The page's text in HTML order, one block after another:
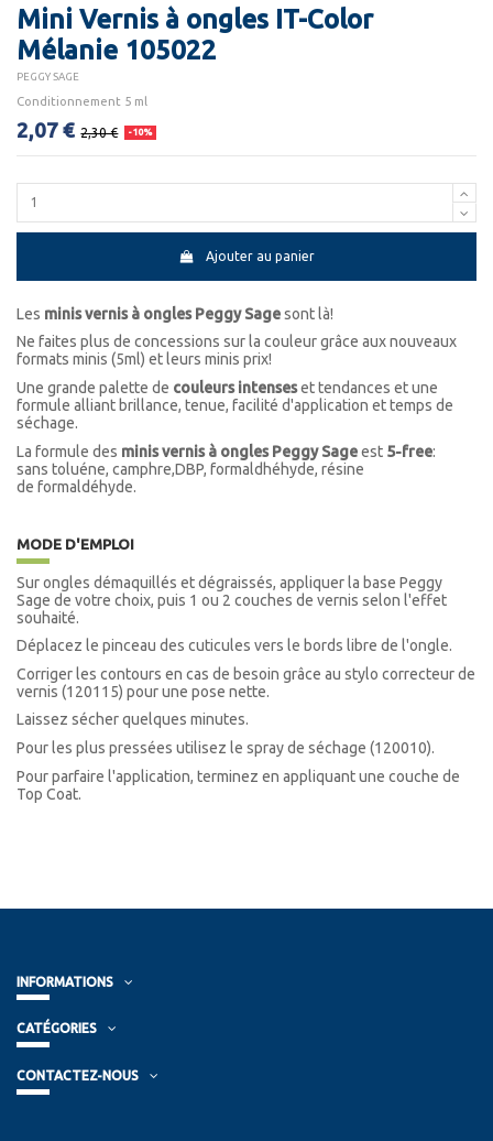
Mini Vernis à ongles IT-Color
Mélanie 105022
PEGGY SAGE
Conditionnement 5 ml
2,07 € 2,30 € -10%
Ajouter au panier
Les minis vernis à ongles Peggy Sagesont là!
Ne faites plus de concessions sur la couleur grâce aux nouveaux
formats minis (5ml) et leurs minis prix!
Une grande palette de couleurs intenseset tendances et une
formule alliant brillance, tenue, facilité d'application et temps de
séchage.
La formule des minis vernis à ongles Peggy Sageest 5-free:
sans toluéne, camphre,DBP, formaldhéhyde, résine
de formaldéhyde.
MODE D'EMPLOI
Sur ongles démaquillés et dégraissés, appliquer la base Peggy
Sage de votre choix, puis 1 ou 2 couches de vernis selon l'effet
souhaité.
Déplacez le pinceau des cuticules vers le bords libre de l'ongle.
Corriger les contours en cas de besoin grâce au stylo correcteur de
vernis (120115) pour une pose nette.
Laissez sécher quelques minutes.
Pour les plus pressées utilisez le spray de séchage (120010).
Pour parfaire l'application, terminez en appliquant une couche de
Top Coat.
INFORMATIONS
CATÉGORIES
CONTACTEZ-NOUS